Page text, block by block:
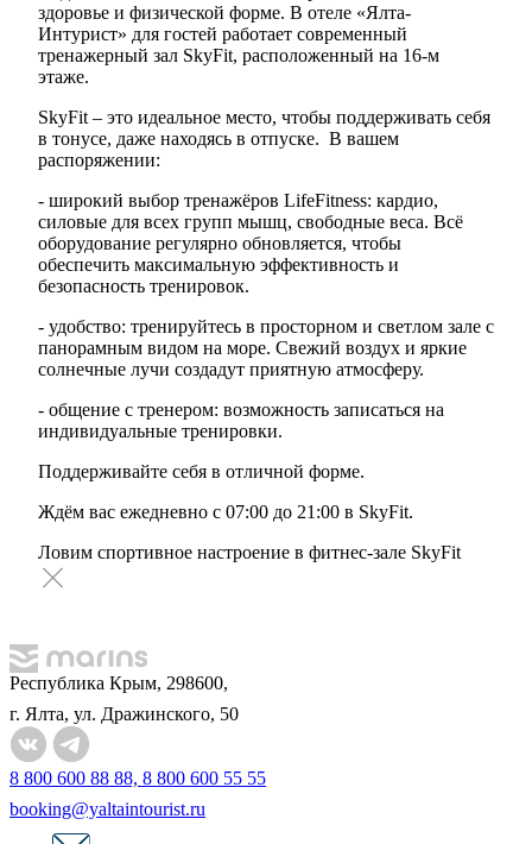
здоровье и физической форме. В отеле «Ялта-
Интурист» для гостей работает современный
тренажерный зал SkyFit, расположенный на 16-м
этаже.
SkyFit – это идеальное место, чтобы поддерживать себя
в тонусе, даже находясь в отпуске. В вашем
распоряжении:
- широкий выбор тренажёров LifeFitness: кардио,
силовые для всех групп мышц, свободные веса. Всё
оборудование регулярно обновляется, чтобы
обеспечить максимальную эффективность и
безопасность тренировок.
- удобство: тренируйтесь в просторном и светлом зале с
панорамным видом на море. Свежий воздух и яркие
солнечные лучи создадут приятную атмосферу.
- общение с тренером: возможность записаться на
индивидуальные тренировки.
Поддерживайте себя в отличной форме.
Ждём вас ежедневно с 07:00 до 21:00 в SkyFit.
Ловим спортивное настроение в фитнес-зале SkyFit
Республика Крым, 298600,
г. Ялта, ул. Дражинского, 50
8 800 600 88 88, 8 800 600 55 55
booking@yaltaintourist.ru